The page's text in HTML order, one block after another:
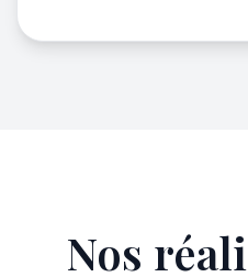
Nos